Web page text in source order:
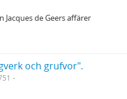
Jacques de Geers affärer
och grufvor".